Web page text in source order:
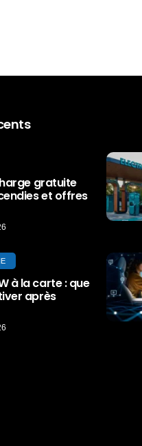
gratuite
et offres
à la carte : que
après